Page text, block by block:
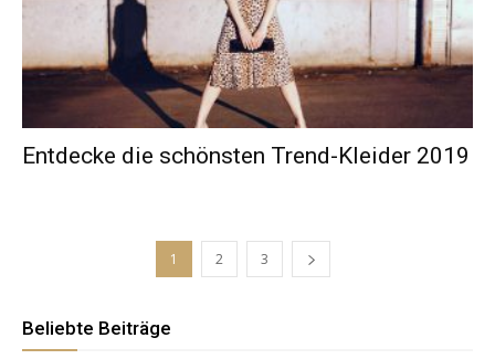
Entdecke die schönsten Trend-Kleider 2019
1 2 3
Beliebte Beiträge